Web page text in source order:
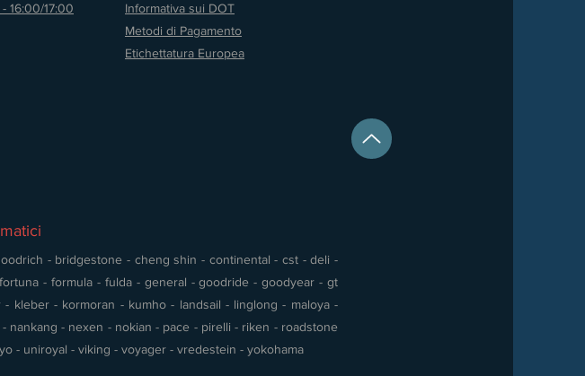
16:00/17:00
Informativa sui DOT
Metodi di Pagamento
Etichettatura Europea
- bridgestone - cheng shin - continental - cst - deli -
- formula - fulda - general - goodride - goodyear - gt
kleber - kormoran - kumho - landsail - linglong - maloya -
nankang - nexen - nokian - pace - pirelli - riken - roadstone
- uniroyal - viking - voyager - vredestein - yokohama